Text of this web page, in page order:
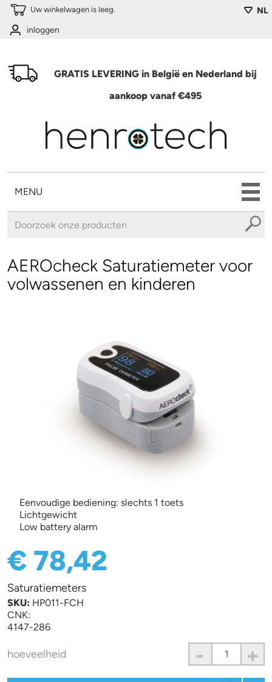
Overslaan en naar de algemene inhoud gaan NL
Uw winkelwagen is leeg.
inloggen
GRATIS LEVERING in België en Nederland bij
aankoop vanaf €495
MENU
AEROcheck Saturatiemeter voor
volwassenen en kinderen
Eenvoudige bediening: slechts 1 toets
Lichtgewicht
Low battery alarm
€ 78,42
Saturatiemeters
SKU: HP011-FCH
CNK:
4147-286
hoeveelheid - +